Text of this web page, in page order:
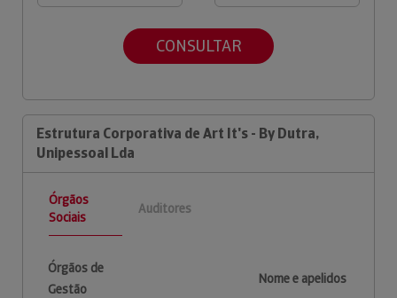
CONSULTAR
Estrutura Corporativa de Art It's - By Dutra,
Unipessoal Lda
Órgãos
Sociais
Auditores
Órgãos de
Gestão
Nome e apelidos